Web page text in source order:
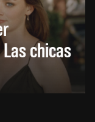
chicas